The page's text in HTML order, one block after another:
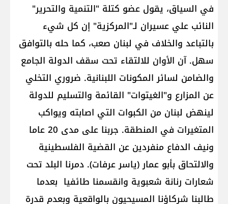
في السياق، يقول عضو كتلة "التنمية والتحرير"
النائب علي عسيران لـ"المركزية" إن كل شيء
بالتباعد والخلاف في لبنان صعب، كما حله بالتوافق
سهل. آن الأوان للالتقاء تحت سقف الدولة الجامع
والضامن لسائر المكونات اللبنانية. ضروري التخلي
عن المزارع و"الغيتوات" القائمة والتسليم للدولة
لينهض لبنان من الكبوات التي اصابته ويواكب
المتغيرات في المنطقة. جربنا على مدى 20 عاما
ونيف الدفاع منفردين عن القضية الفلسطينية
والالتحاق بأبو عمار (ياسر عرفات). دمرنا البلد تحت
شعارات رنانة شعبوية وانقسمنا طائفيا بعدما
طالبنا شركاؤنا المسيحيون بالواقعية وبعدم قدرة